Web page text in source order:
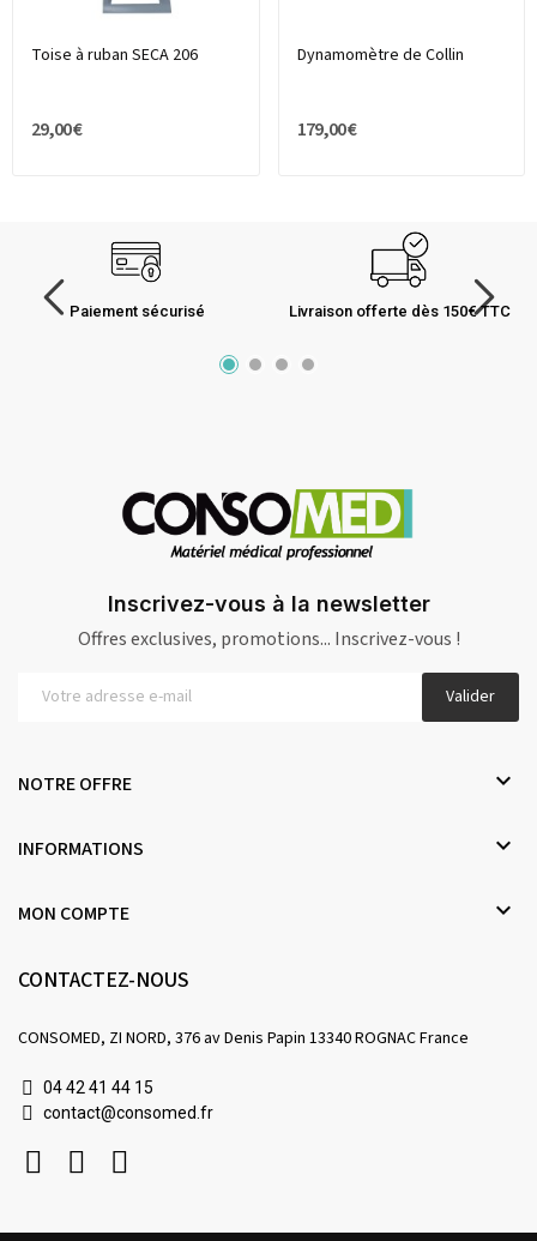
Toise à ruban SECA 206
29,00 €
Dynamomètre de Collin
179,00 €
Paiement sécurisé Livraison offerte dès 150€ TTC
Inscrivez-vous à la newsletter
Offres exclusives, promotions... Inscrivez-vous !
Valider
NOTRE OFFRE 
INFORMATIONS 
MON COMPTE 
CONTACTEZ-NOUS
CONSOMED, ZI NORD, 376 av Denis Papin 13340 ROGNAC France
04 42 41 44 15
contact@consomed.fr